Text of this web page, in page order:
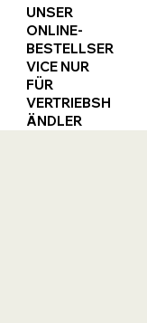
UNSER
ONLINE-
BESTELLSER
VICE NUR
FÜR
VERTRIEBSH
ÄNDLER